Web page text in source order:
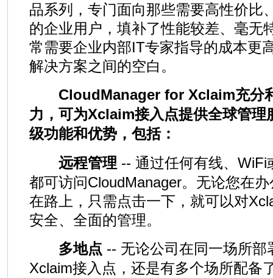
品系列，专门面向那些需要高性价比
的企业用户，填补了性能较差、毫无
常需要企业内部IT专家指导的成本更
解决方案之间的空白。
CloudManager for Xclaim充分
力，可为Xclaim接入点提供全球管理
级功能和优势，包括：
远程管理 -- 通过任何有线、
都可访问CloudManager。无论您在
在路上，只需点击一下，就可以对
安全、全面的管理。
多地点 -- 无论公司在同一场所部
Xclaim接入点，还是有多个场所配备